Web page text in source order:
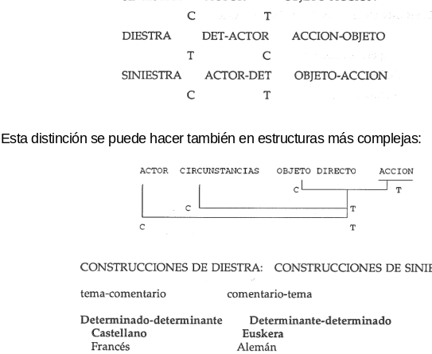
Esta distinción se puede hacer también en estructuras más complejas: